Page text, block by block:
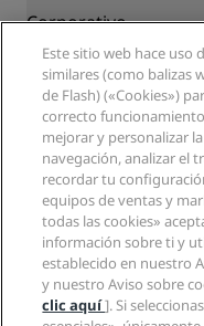
Blog
Nuevos hoteles y
Aplicación de Radisson
Hoteles Sports Approved
Hoteles ideales para
Salud y seguridad
Colaboradores
Corporativo
Radisson Hotel Group
Medios
Empleos en RHG
Empleos en PPHE
Empleos en EHL
The Club by RHG
Oportunidades de
Responsabilidad
Compras
Información legal
Centro de privacidad
Aviso legal
Términos y
Acuerdo de uso del sitio
Accesibilidad digital
Declaración sobre la
Ayuda
Avisos al consumidor
Contacto
Preguntas frecuentes
Mapa del sitio
Redes sociales
Marcas de Radisson
Este sitio web hace uso
similares (como balizas
de Flash) («Cookies»)
correcto
mejorar y personalizar
navegación, analizar el
recordar tu
equipos de ventas y
todas las cookies»
información sobre ti y
establecido en nuestro
y nuestro Aviso sobre
clic aquí]. Si